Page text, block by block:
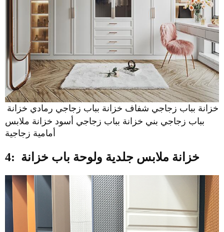
خزانة بباب زجاجي شفاف خزانة بباب زجاجي رمادي خزانة
بباب زجاجي بني خزانة بباب زجاجي أسود خزانة ملابس
أمامية زجاجية
4: خزانة ملابس جلدية ولوحة باب خزانة